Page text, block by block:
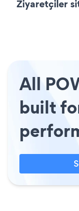
Ziyaretçiler
All
built